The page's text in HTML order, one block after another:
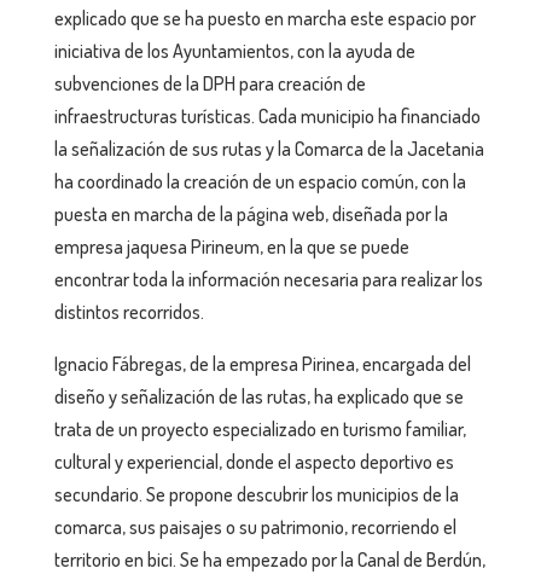
explicado que se ha puesto en marcha este espacio por
iniciativa de los Ayuntamientos, con la ayuda de
subvenciones de la DPH para creación de
infraestructuras turísticas. Cada municipio ha financiado
la señalización de sus rutas y la Comarca de la Jacetania
ha coordinado la creación de un espacio común, con la
puesta en marcha de la página web, diseñada por la
empresa jaquesa Pirineum, en la que se puede
encontrar toda la información necesaria para realizar los
distintos recorridos.
Ignacio Fábregas, de la empresa Pirinea, encargada del
diseño y señalización de las rutas, ha explicado que se
trata de un proyecto especializado en turismo familiar,
cultural y experiencial, donde el aspecto deportivo es
secundario. Se propone descubrir los municipios de la
comarca, sus paisajes o su patrimonio, recorriendo el
territorio en bici. Se ha empezado por la Canal de Berdún,